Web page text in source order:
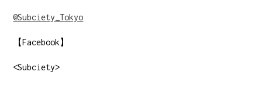
@Subciety_Tokyo
【Facebook】
<Subciety>